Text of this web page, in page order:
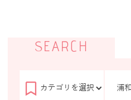
SEARCH